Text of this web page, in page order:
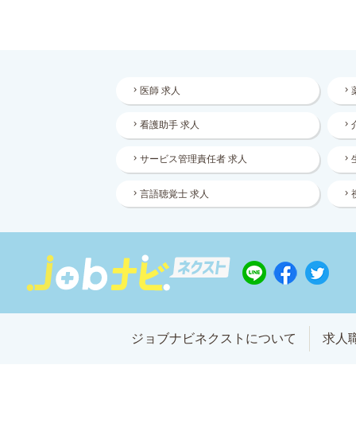
医師 求人
看護助手 求人
サービス管理責任者 求人
言語聴覚士 求人
ジョブナビネクストについて 求人